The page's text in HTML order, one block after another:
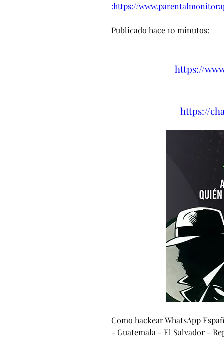
:https://
Publicado hace 10 minutos:
https://
https://
Como hackear WhatsApp
- Guatemala - El Salvador -